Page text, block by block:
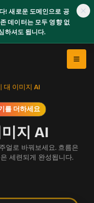
! 새로운 도메인으로 공
데이터는 모두 영향 없
하셔도 됩니다.
대 이미지 AI
지 AI
를 더하세요
얼로 바꿔보세요. 흐름은
세련되게 완성됩니다.